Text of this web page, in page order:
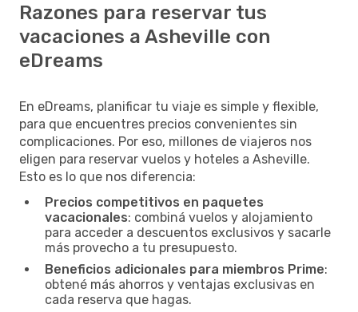
Razones para reservar tus
vacaciones a Asheville con
eDreams
En eDreams, planificar tu viaje es simple y flexible,
para que encuentres precios convenientes sin
complicaciones. Por eso, millones de viajeros nos
eligen para reservar vuelos y hoteles a Asheville.
Esto es lo que nos diferencia:
Precios competitivos en paquetes
vacacionales: combiná vuelos y alojamiento
para acceder a descuentos exclusivos y sacarle
más provecho a tu presupuesto.
Beneficios adicionales para miembros Prime:
obtené más ahorros y ventajas exclusivas en
cada reserva que hagas.